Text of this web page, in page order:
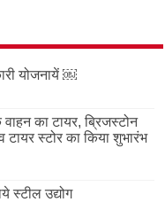
योजनायें ￼
का टायर, ब्रिजस्टोन
स्टोर का किया शुभारंभ
स्टील उद्योग